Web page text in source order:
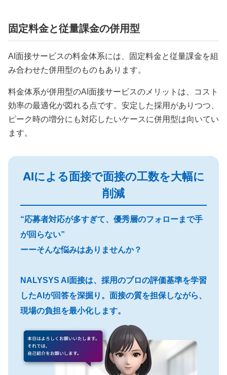
固定料金と従量課金の併用型
AI面接サービスの料金体系には、固定料金と従量課金を組
み合わせた併用型のものもあります。
料金体系が併用型のAI面接サービスのメリットは、コスト
効率の最適化が図れる点です。安定した採用がありつつ、
ピーク時の増分にも対応したいケースに併用型は向いてい
ます。
AIによる面接で面接の工数を大幅に
削減
“応募者対応が多すぎて、優秀層のフォローまで手
が回らない”
ーーそんな悩みはありませんか？
NALYSYS AI面接は、採用のプロの評価基準を学習
したAIが回答を深掘り。面接の質を担保しながら、
現場の負担を最小化します。